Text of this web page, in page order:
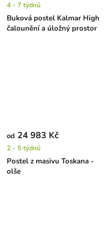
Buková postel Kalmar High
čalounění a úložný prostor
4 - 7 týdnů
Postel z masivu Toskana -
olše
od 24 983 Kč
2 - 5 týdnů